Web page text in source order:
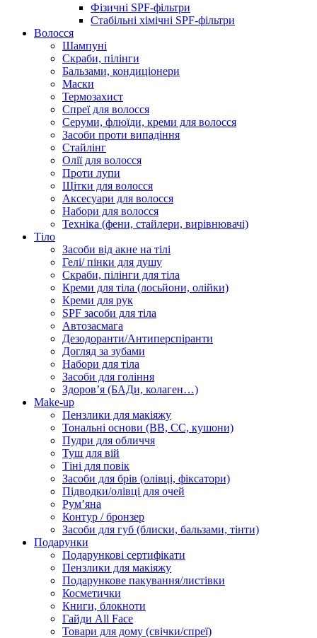
Фізичні SPF-фільтри
Стабільні хімічні SPF-фільтри
Волосся
Шампуні
Скраби, пілінги
Бальзами, кондиціонери
Маски
Термозахист
Спреї для волосся
Серуми, флюїди, креми для волосся
Засоби проти випадіння
Стайлінг
Олії для волосся
Проти лупи
Щітки для волосся
Аксесуари для волосся
Набори для волосся
Техніка (фени, стайлери, вирівнювачі)
Тіло
Засоби від акне на тілі
Гелі/ пінки для душу
Скраби, пілінги для тіла
Креми для тіла (лосьйони, олійки)
Креми для рук
SPF засоби для тіла
Автозасмага
Дезодоранти/Антиперспіранти
Догляд за зубами
Набори для тіла
Засоби для гоління
Здоровʼя (БАДи, колаген…)
Make-up
Пензлики для макіяжу
Тональні основи (BB, CC, кушони)
Пудри для обличчя
Туш для вій
Тіні для повік
Засоби для брів (олівці, фіксатори)
Підводки/олівці для очей
Румʼяна
Контур / бронзер
Засоби для губ (блиски, бальзами, тінти)
Подарунки
Подарункові сертифікати
Пензлики для макіяжу
Подарункове пакування/листівки
Косметички
Книги, блокноти
Гайди All Face
Товари для дому (свічки/спреї)